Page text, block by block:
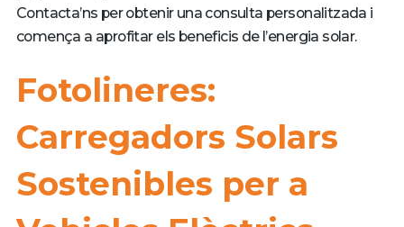
Contacta’ns per obtenir una consulta personalitzada i
comença a aprofitar els beneficis de l’energia solar.
Fotolineres:
Carregadors Solars
Sostenibles per a